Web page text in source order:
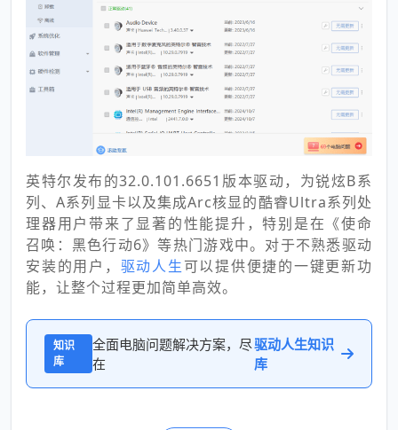
英特尔发布的32.0.101.6651版本驱动，为锐炫B系
列、A系列显卡以及集成Arc核显的酷睿Ultra系列处
理器用户带来了显著的性能提升，特别是在《使命
召唤：黑色行动6》等热门游戏中。对于不熟悉驱动
安装的用户， 驱动人生可以提供便捷的一键更新功
能，让整个过程更加简单高效。
知识
库
全面电脑问题解决方案，尽
在
驱动人生知识
库